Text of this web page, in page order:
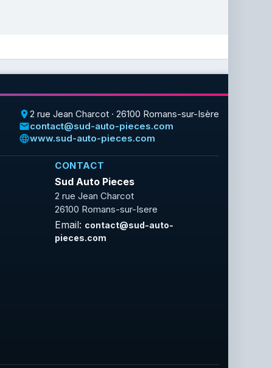
place2 rue Jean Charcot · 26100 Romans-sur-Isère
emailcontact@sud-auto-pieces.com
languagewww.sud-auto-pieces.com
CONTACT
Sud Auto Pieces
2 rue Jean Charcot
26100 Romans-sur-Isere
Email: contact@sud-auto-
pieces.com